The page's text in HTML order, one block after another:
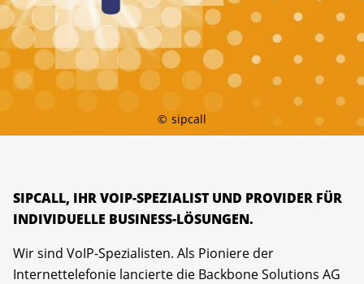
© sipcall
SIPCALL, IHR VOIP-SPEZIALIST UND PROVIDER FÜR
INDIVIDUELLE BUSINESS-LÖSUNGEN.
Wir sind VoIP-Spezialisten. Als Pioniere der
Internettelefonie lancierte die Backbone Solutions AG